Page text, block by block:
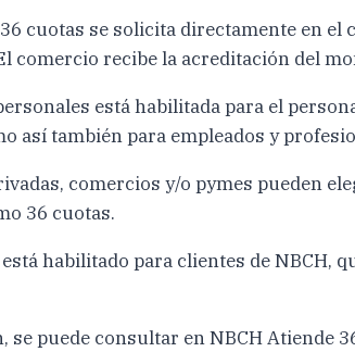
cuotas se solicita directamente en
comercio recibe la acreditación del
está habilitada para el
así también para empleados y
comercios y/o pymes pueden
36 cuotas.
habilitado para clientes de NBCH,
puede consultar en NBCH Atiende